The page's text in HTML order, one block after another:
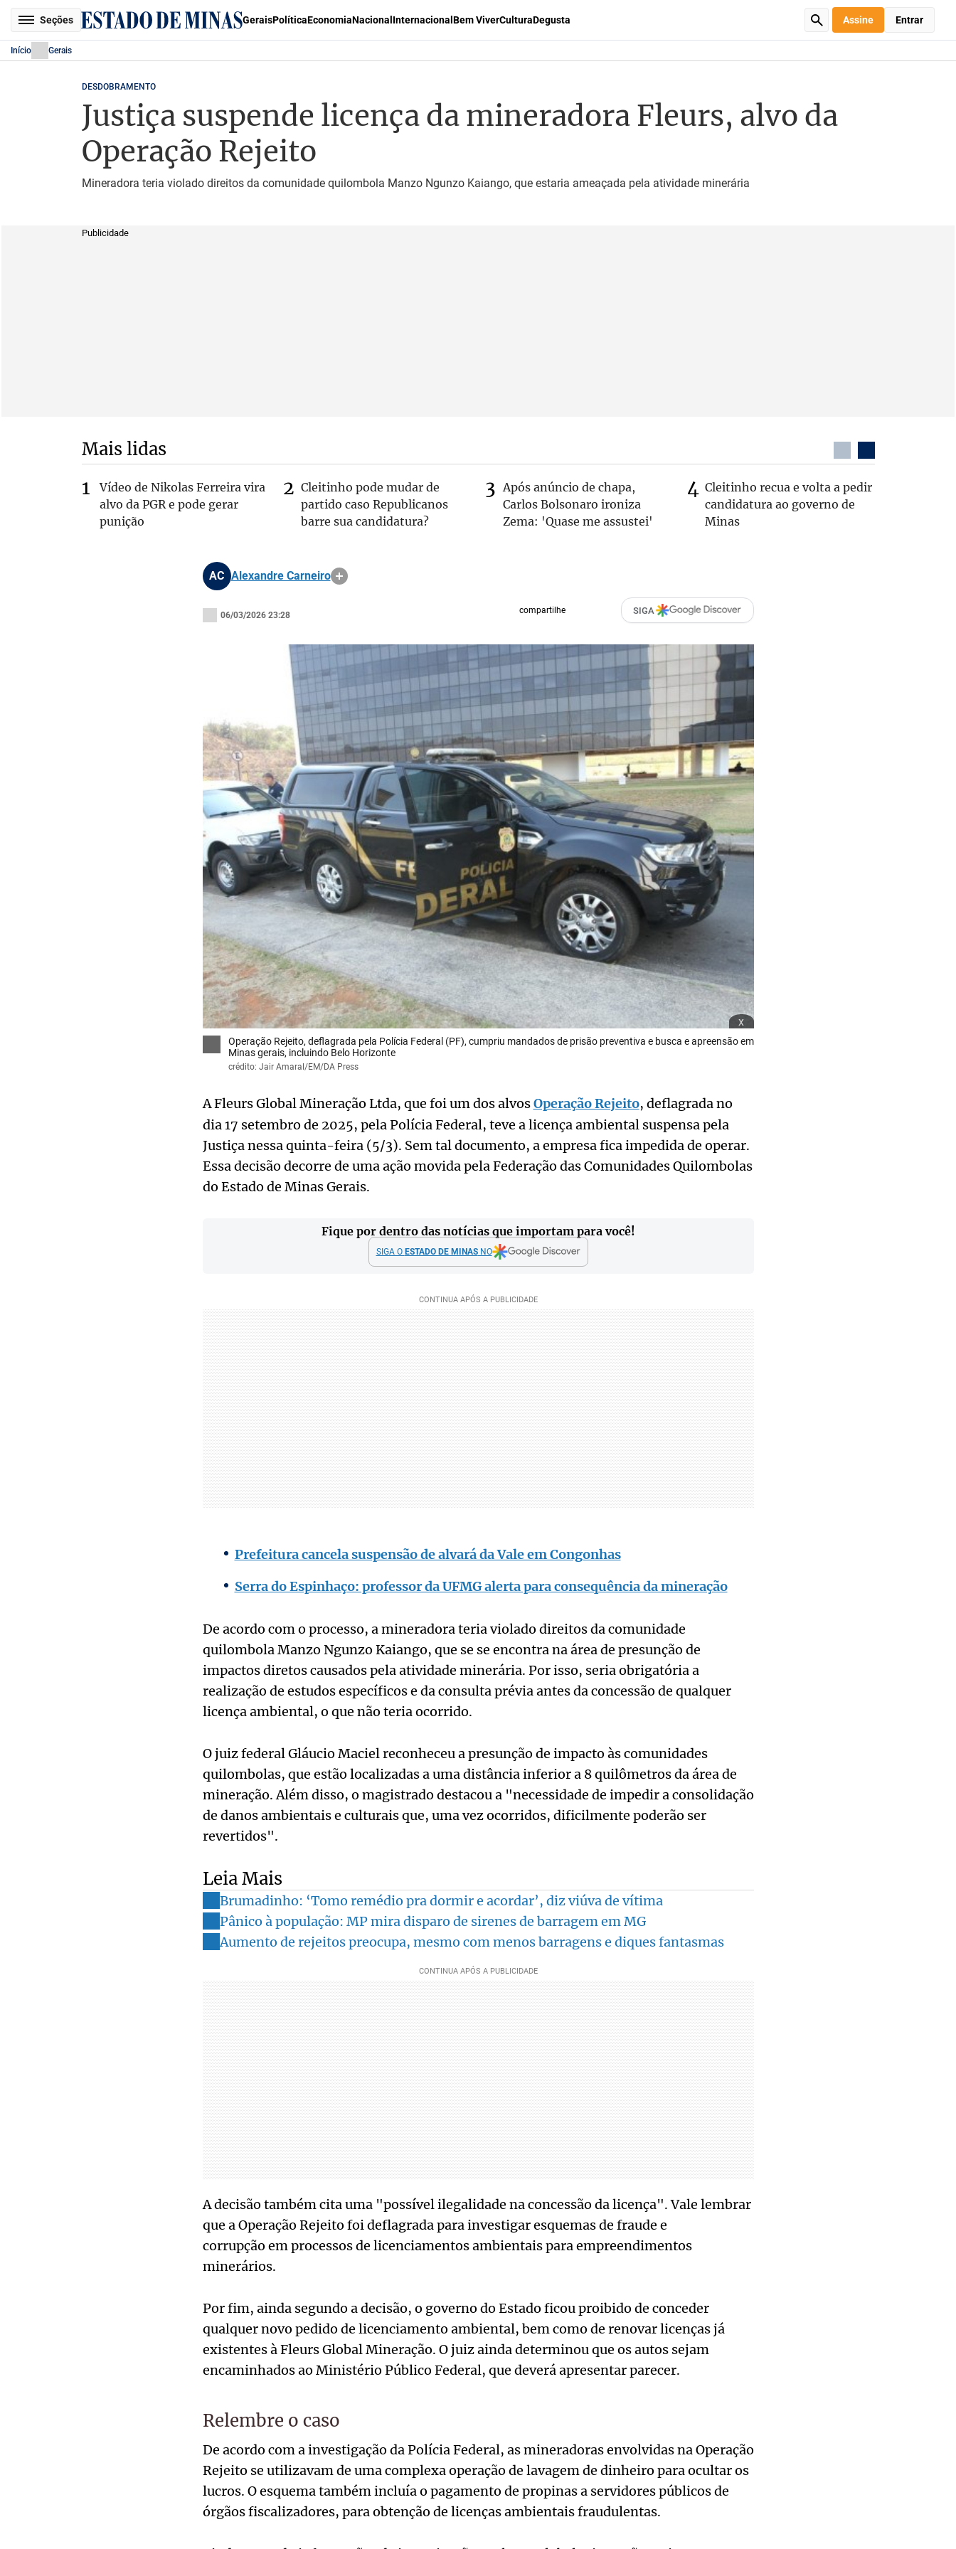
Seções GeraisPolíticaEconomiaNacional Internacional Bem ViverCulturaDegusta Assine Entrar
Início Gerais
DESDOBRAMENTO
Justiça suspende licença da mineradora Fleurs, alvo da
Operação Rejeito
Mineradora teria violado direitos da comunidade quilombola Manzo Ngunzo Kaiango, que estaria ameaçada pela atividade minerária
Publicidade
Mais lidas
Vídeo de Nikolas Ferreira vira
alvo da PGR e pode gerar
punição
Cleitinho pode mudar de
partido caso Republicanos
barre sua candidatura?
Após anúncio de chapa,
Carlos Bolsonaro ironiza
Zema: 'Quase me assustei'
Cleitinho recua e volta a pedir
candidatura ao governo de
Minas
AC Alexandre Carneiro
06/03/2026 23:28 compartilhe SIGA
x
Operação Rejeito, deflagrada pela Polícia Federal (PF), cumpriu mandados de prisão preventiva e busca e apreensão em
Minas gerais, incluindo Belo Horizonte
crédito: Jair Amaral/EM/DA Press
A Fleurs Global Mineração Ltda, que foi um dos alvosOperação Rejeito, deflagrada no
dia 17 setembro de 2025, pela Polícia Federal, teve a licença ambiental suspensa pela
Justiça nessa quinta-feira (5/3). Sem tal documento, a empresa fica impedida de operar.
Essa decisão decorre de uma ação movida pela Federação das Comunidades Quilombolas
do Estado de Minas Gerais.
Fique por dentro das notícias que importam para você!
SIGA O ESTADO DE MINASNO
Prefeitura cancela suspensão de alvará da Vale em Congonhas
Serra do Espinhaço: professor da UFMG alerta para consequência da mineração
De acordo com o processo, a mineradora teria violado direitos da comunidade
quilombola Manzo Ngunzo Kaiango, que se se encontra na área de presunção de
impactos diretos causados pela atividade minerária. Por isso, seria obrigatória a
realização de estudos específicos e da consulta prévia antes da concessão de qualquer
licença ambiental, o que não teria ocorrido.
O juiz federal Gláucio Maciel reconheceu a presunção de impacto às comunidades
quilombolas, que estão localizadas a uma distância inferior a 8 quilômetros da área de
mineração. Além disso, o magistrado destacou a "necessidade de impedir a consolidação
de danos ambientais e culturais que, uma vez ocorridos, dificilmente poderão ser
revertidos".
Leia Mais
Brumadinho: ‘Tomo remédio pra dormir e acordar’, diz viúva de vítima
Pânico à população: MP mira disparo de sirenes de barragem em MG
Aumento de rejeitos preocupa, mesmo com menos barragens e diques fantasmas
A decisão também cita uma "possível ilegalidade na concessão da licença". Vale lembrar
que a Operação Rejeito foi deflagrada para investigar esquemas de fraude e
corrupção em processos de licenciamentos ambientais para empreendimentos
minerários.
Por fim, ainda segundo a decisão, o governo do Estado ficou proibido de conceder
qualquer novo pedido de licenciamento ambiental, bem como de renovar licenças já
existentes à Fleurs Global Mineração. O juiz ainda determinou que os autos sejam
encaminhados ao Ministério Público Federal, que deverá apresentar parecer.
Relembre o caso
De acordo com a investigação da Polícia Federal, as mineradoras envolvidas na Operação
Rejeito se utilizavam de uma complexa operação de lavagem de dinheiro para ocultar os
lucros. O esquema também incluía o pagamento de propinas a servidores públicos de
órgãos fiscalizadores, para obtenção de licenças ambientais fraudulentas.